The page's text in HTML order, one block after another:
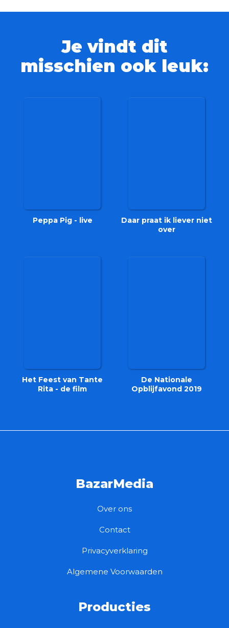
Je vindt dit
misschien ook leuk:
Peppa Pig - live
Daar praat ik liever niet
over
Het Feest van Tante
Rita - de film
De Nationale
Opblijfavond 2019
BazarMedia
Over ons
Contact
Privacyverklaring
Algemene Voorwaarden
Producties